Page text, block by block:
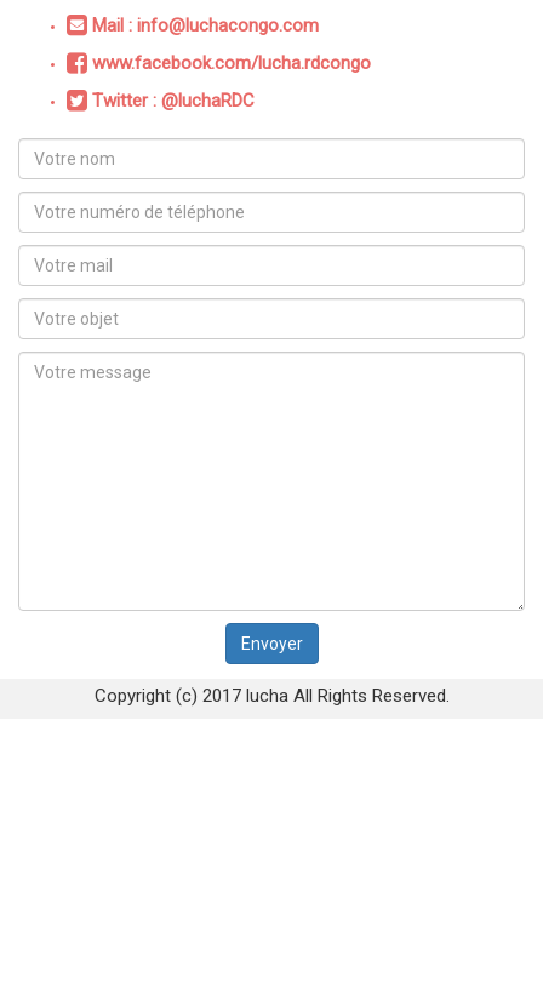
Mail : info@luchacongo.com
www.facebook.com/lucha.rdcongo
Twitter : @luchaRDC
Copyright (c) 2017 lucha All Rights Reserved.